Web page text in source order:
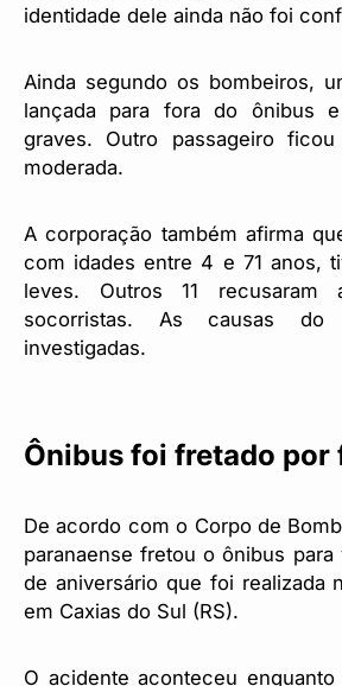
identidade dele ainda não foi
Ainda segundo os bombeiros,
lançada para fora do ônibus
graves. Outro passageiro
moderada.
A corporação também afirma
com idades entre 4 e 71 anos,
leves. Outros 11 recusaram
socorristas. As causas do
investigadas.
Ônibus foi fretado por
De acordo com o Corpo de
paranaense fretou o ônibus para
de aniversário que foi realizada
em Caxias do Sul (RS).
O acidente aconteceu